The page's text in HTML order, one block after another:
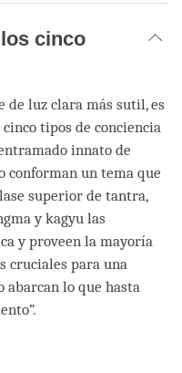
cinco
de luz clara más sutil, es
tipos de conciencia
innato de
conforman un tema que
superior de tantra,
y kagyu las
y proveen la mayoría
cruciales para una
lo que hasta